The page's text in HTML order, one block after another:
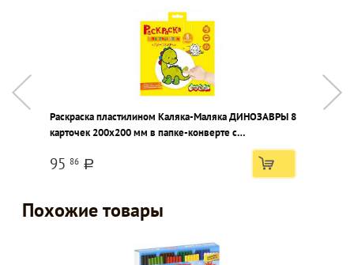
Раскраска пластилином Каляка-Маляка ДИНОЗАВРЫ 8
карточек 200х200 мм в папке-конверте с
95 86 a
Похожие товары